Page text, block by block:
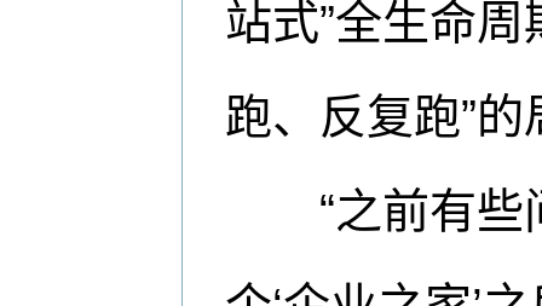
站式”全生命
跑、反复跑”的
“之前有些